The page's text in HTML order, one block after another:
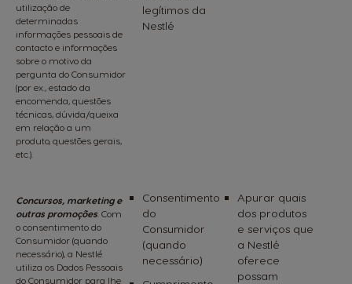
utilização de
determinadas
informações pessoais de
contacto e informações
sobre o motivo da
pergunta do Consumidor
(por ex., estado da
encomenda, questões
técnicas, dúvida/queixa
em relação a um
produto, questões gerais,
etc.).
legítimos da
Nestlé
Concursos, marketing e
outras promoções Com
o consentimento do
Consumidor (quando
necessário), a Nestlé
utiliza os Dados Pessoais
do Consumidor para lhe
Consentimento
do
Consumidor
(quando
necessário)
Apurar quais
dos produtos
e serviços que
a Nestlé
oferece
possam